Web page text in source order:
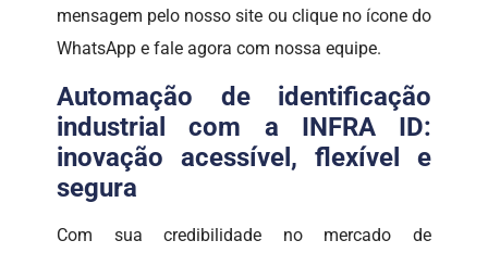
mensagem pelo nosso site ou clique no ícone do
WhatsApp e fale agora com nossa equipe.
Automação de identificação
industrial com a INFRA ID:
inovação acessível, flexível e
segura
Com sua credibilidade no mercado de